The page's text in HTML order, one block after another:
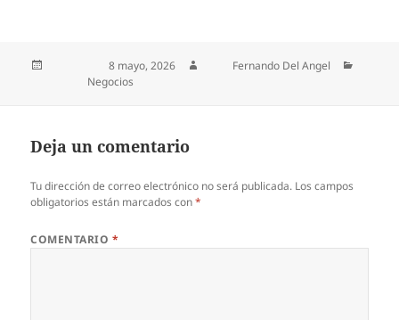
Publicado el8 mayo, 2026
Fernando Del Angel
Negocios
Deja un comentario
Tu dirección de correo electrónico no será publicada. Los campos
obligatorios están marcados con*
COMENTARIO *